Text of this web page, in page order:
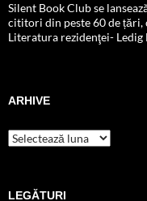
Silent Book Club se
cititori din peste 60 de
Literatura rezidenţei-
ARHIVE
Arhive
LEGĂTURI